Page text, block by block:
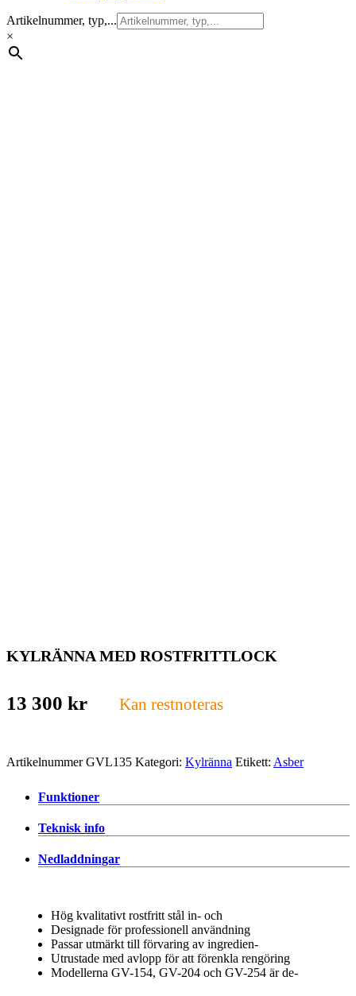
Artikelnummer, typ,...
×
KYLRÄNNA MED ROSTFRITTLOCK
13 300 kr Kan restnoteras
ArtikelnummerGVL135 Kategori: Kylränna Etikett: Asber
Funktioner
Teknisk info
Nedladdningar
Hög kvalitativt rostfritt stål in- och
Designade för professionell användning
Passar utmärkt till förvaring av ingredien-
Utrustade med avlopp för att förenkla rengöring
Modellerna GV-154, GV-204 och GV-254 är de-